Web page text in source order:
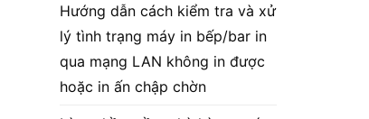
Hướng dẫn cách kiểm tra và xử
lý tình trạng máy in bếp/bar in
qua mạng LAN không in được
hoặc in ấn chập chờn